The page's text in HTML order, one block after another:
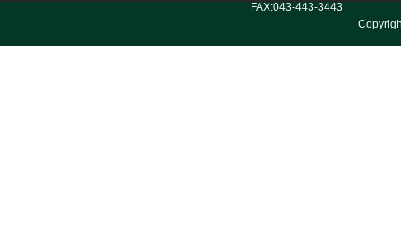
FAX:043-443-3443